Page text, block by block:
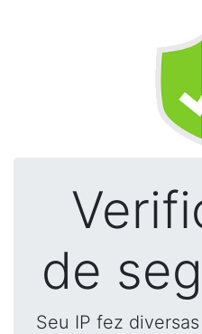
de
Seu IP fez